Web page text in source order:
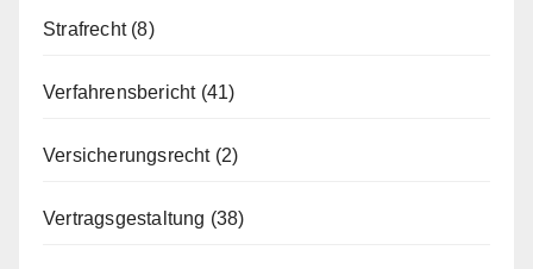
Strafrecht(8)
Verfahrensbericht(41)
Versicherungsrecht(2)
Vertragsgestaltung (38)